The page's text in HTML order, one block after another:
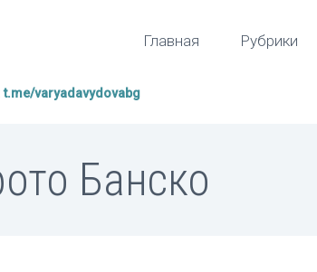
Главная Рубрики
t.me/varyadavydovabg
Банско